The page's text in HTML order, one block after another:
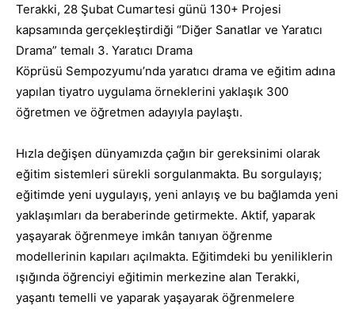
Terakki, 28 Şubat Cumartesi günü 130+ Projesi
kapsamında gerçekleştirdiği “Diğer Sanatlar ve Yaratıcı
Drama” temalı 3. Yaratıcı Drama
Köprüsü Sempozyumu’nda yaratıcı drama ve eğitim adına
yapılan tiyatro uygulama örneklerini yaklaşık 300
öğretmen ve öğretmen adayıyla paylaştı.
Hızla değişen dünyamızda çağın bir gereksinimi olarak
eğitim sistemleri sürekli sorgulanmakta. Bu sorgulayış;
eğitimde yeni uygulayış, yeni anlayış ve bu bağlamda yeni
yaklaşımları da beraberinde getirmekte. Aktif, yaparak
yaşayarak öğrenmeye imkân tanıyan öğrenme
modellerinin kapıları açılmakta. Eğitimdeki bu yeniliklerin
ışığında öğrenciyi eğitimin merkezine alan Terakki,
yaşantı temelli ve yaparak yaşayarak öğrenmelere